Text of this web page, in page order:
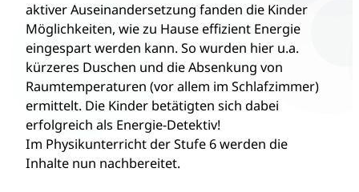
aktiver Auseinandersetzung fanden die Kinder
Möglichkeiten, wie zu Hause effizient Energie
eingespart werden kann. So wurden hier u.a.
kürzeres Duschen und die Absenkung von
Raumtemperaturen (vor allem im Schlafzimmer)
ermittelt. Die Kinder betätigten sich dabei
erfolgreich als Energie-Detektiv!
Im Physikunterricht der Stufe 6 werden die
Inhalte nun nachbereitet.